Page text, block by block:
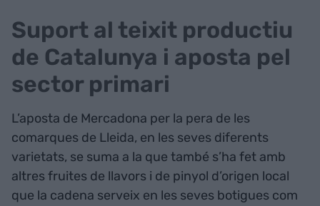
Suport al teixit productiu
de Catalunya i aposta pel
sector primari
L’aposta de Mercadona per la pera de les
comarques de Lleida, en les seves diferents
varietats, se suma a la que també s’ha fet amb
altres fruites de llavors i de pinyol d’origen local
que la cadena serveix en les seves botigues com